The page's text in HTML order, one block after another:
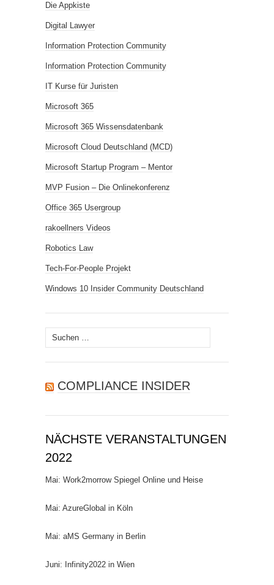
Die Appkiste
Digital Lawyer
Information Protection Community
Information Protection Community
IT Kurse für Juristen
Microsoft 365
Microsoft 365 Wissensdatenbank
Microsoft Cloud Deutschland (MCD)
Microsoft Startup Program – Mentor
MVP Fusion – Die Onlinekonferenz
Office 365 Usergroup
rakoellners Videos
Robotics Law
Tech-For-People Projekt
Windows 10 Insider Community Deutschland
Suchen
nach:
COMPLIANCE INSIDER
NÄCHSTE VERANSTALTUNGEN
2022
Mai: Work2morrow Spiegel Online und Heise
Mai: AzureGlobal in Köln
Mai: aMS Germany in Berlin
Juni: Infinity2022 in Wien